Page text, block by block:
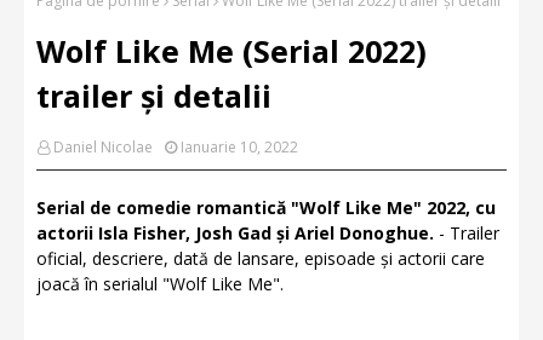
Wolf Like Me (Serial 2022)
trailer și detalii
Daniel Nicolae Ianuarie 10, 2022
Serial de comedie romantică "Wolf Like Me" 2022, cu
actorii Isla Fisher, Josh Gad și Ariel Donoghue. - Trailer
oficial, descriere, dată de lansare, episoade și actorii care
joacă în serialul "Wolf Like Me".